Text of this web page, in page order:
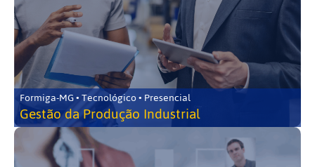
Formiga-MG • Tecnológico • Presencial
Gestão da Produção Industrial